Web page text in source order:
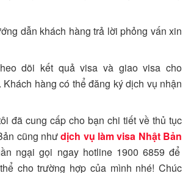
dẫn khách hàng trả lời phỏng vấn xin
dõi kết quả visa và giao visa cho
Khách hàng có thể đăng ký dịch vụ nhận
đã cung cấp cho bạn chi tiết về thủ tục
cũng nhưdịch vụ làm visa Nhật Bản
ngại gọi ngay hotline 1900 6859 để
cho trường hợp của mình nhé! Chúc